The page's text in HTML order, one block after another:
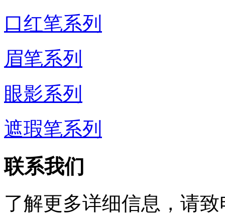
口红笔系列
眉笔系列
眼影系列
遮瑕笔系列
联系我们
了解更多详细信息，请致